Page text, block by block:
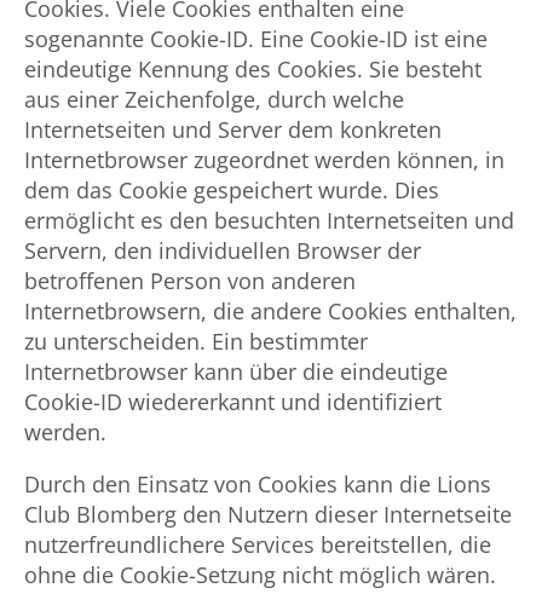
Cookies. Viele Cookies enthalten eine
sogenannte Cookie-ID. Eine Cookie-ID ist eine
eindeutige Kennung des Cookies. Sie besteht
aus einer Zeichenfolge, durch welche
Internetseiten und Server dem konkreten
Internetbrowser zugeordnet werden können, in
dem das Cookie gespeichert wurde. Dies
ermöglicht es den besuchten Internetseiten und
Servern, den individuellen Browser der
betroffenen Person von anderen
Internetbrowsern, die andere Cookies enthalten,
zu unterscheiden. Ein bestimmter
Internetbrowser kann über die eindeutige
Cookie-ID wiedererkannt und identifiziert
werden.
Durch den Einsatz von Cookies kann die Lions
Club Blomberg den Nutzern dieser Internetseite
nutzerfreundlichere Services bereitstellen, die
ohne die Cookie-Setzung nicht möglich wären.